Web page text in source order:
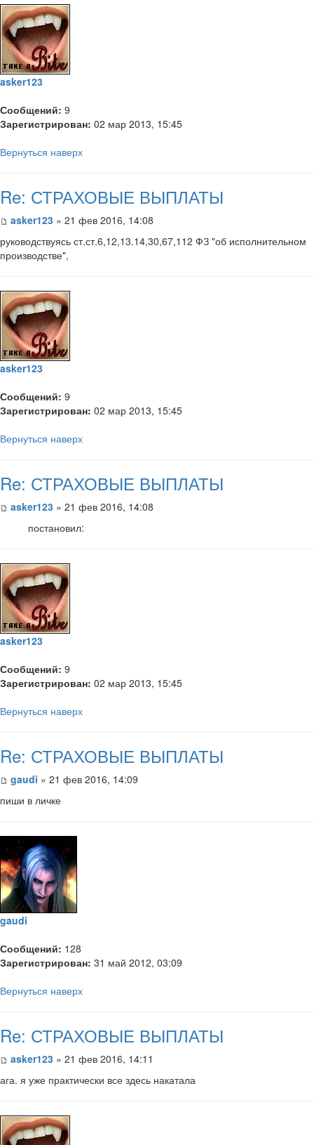
asker123
Сообщений: 9
Зарегистрирован: 02 мар 2013, 15:45
Вернуться наверх
Re: СТРАХОВЫЕ ВЫПЛАТЫ
asker123 » 21 фев 2016, 14:08
руководствуясь ст.ст.6,12,13.14,30,67,112 ФЗ "об исполнительном
производстве",
asker123
Сообщений: 9
Зарегистрирован: 02 мар 2013, 15:45
Вернуться наверх
Re: СТРАХОВЫЕ ВЫПЛАТЫ
asker123 » 21 фев 2016, 14:08
постановил:
asker123
Сообщений: 9
Зарегистрирован: 02 мар 2013, 15:45
Вернуться наверх
Re: СТРАХОВЫЕ ВЫПЛАТЫ
gaudi » 21 фев 2016, 14:09
пиши в личке
gaudi
Сообщений: 128
Зарегистрирован: 31 май 2012, 03:09
Вернуться наверх
Re: СТРАХОВЫЕ ВЫПЛАТЫ
asker123 » 21 фев 2016, 14:11
ага. я уже практически все здесь накатала